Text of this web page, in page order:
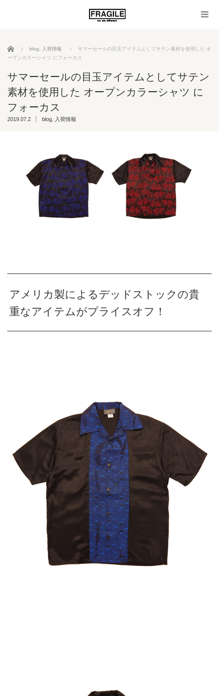
ホーム blog 入荷情報
サマーセールの目玉アイテムとしてサテン素材を使用した オ
ープンカラーシャツ にフォーカス
サマーセールの目玉アイテムとしてサテン
素材を使用した オープンカラーシャツ に
フォーカス
2019.07.2 blog 入荷情報
アメリカ製によるデッドストックの貴
重なアイテムがプライスオフ！